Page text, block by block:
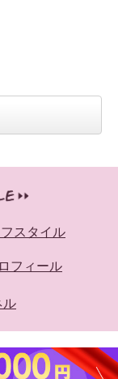
スタイル
フィール
ル